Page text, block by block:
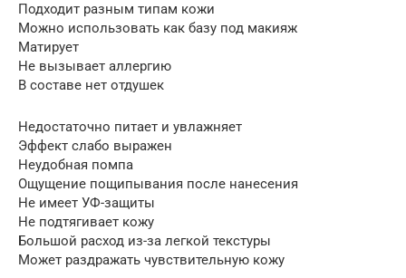
Подходит разным типам кожи
Можно использовать как базу под макияж
Матирует
Не вызывает аллергию
В составе нет отдушек
Недостаточно питает и увлажняет
Эффект слабо выражен
Неудобная помпа
Ощущение пощипывания после нанесения
Не имеет УФ-защиты
Не подтягивает кожу
Большой расход из-за легкой текстуры
Может раздражать чувствительную кожу